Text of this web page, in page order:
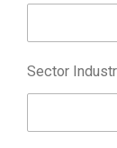
Sector